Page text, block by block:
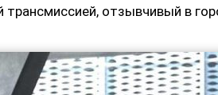
трансмиссией, отзывчивый в